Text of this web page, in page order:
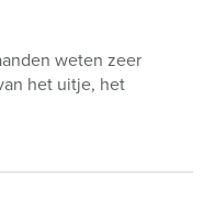
weten zeer
het uitje, het